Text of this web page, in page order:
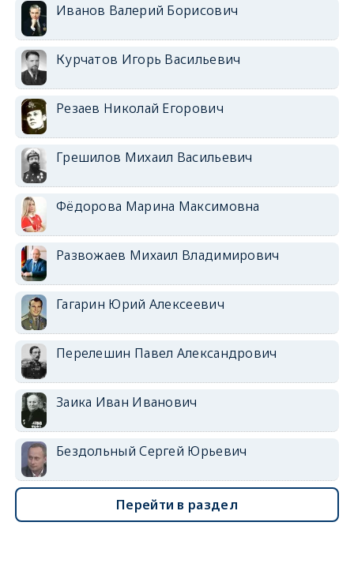
Иванов Валерий Борисович
Курчатов Игорь Васильевич
Резаев Николай Егорович
Грешилов Михаил Васильевич
Фёдорова Марина Максимовна
Развожаев Михаил Владимирович
Гагарин Юрий Алексеевич
Перелешин Павел Александрович
Заика Иван Иванович
Бездольный Сергей Юрьевич
Перейти в раздел